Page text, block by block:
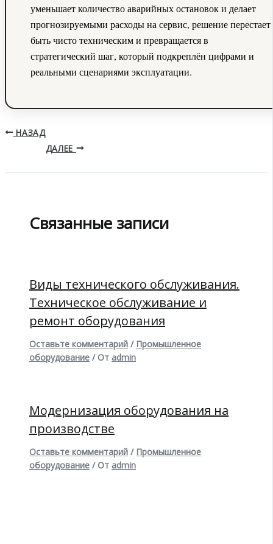
уменьшает количество аварийных остановок и делает
прогнозируемыми расходы на сервис, решение перестает
быть чисто техническим и превращается в
стратегический шаг, который подкреплён цифрами и
реальными сценариями эксплуатации.
НАЗАД
ДАЛЕЕ
Связанные записи
Виды технического обслуживания.
Техническое обслуживание и
ремонт оборудования
Оставьте комментарий / Промышленное
оборудование / От admin
Модернизация оборудования на
производстве
Оставьте комментарий / Промышленное
оборудование / От admin